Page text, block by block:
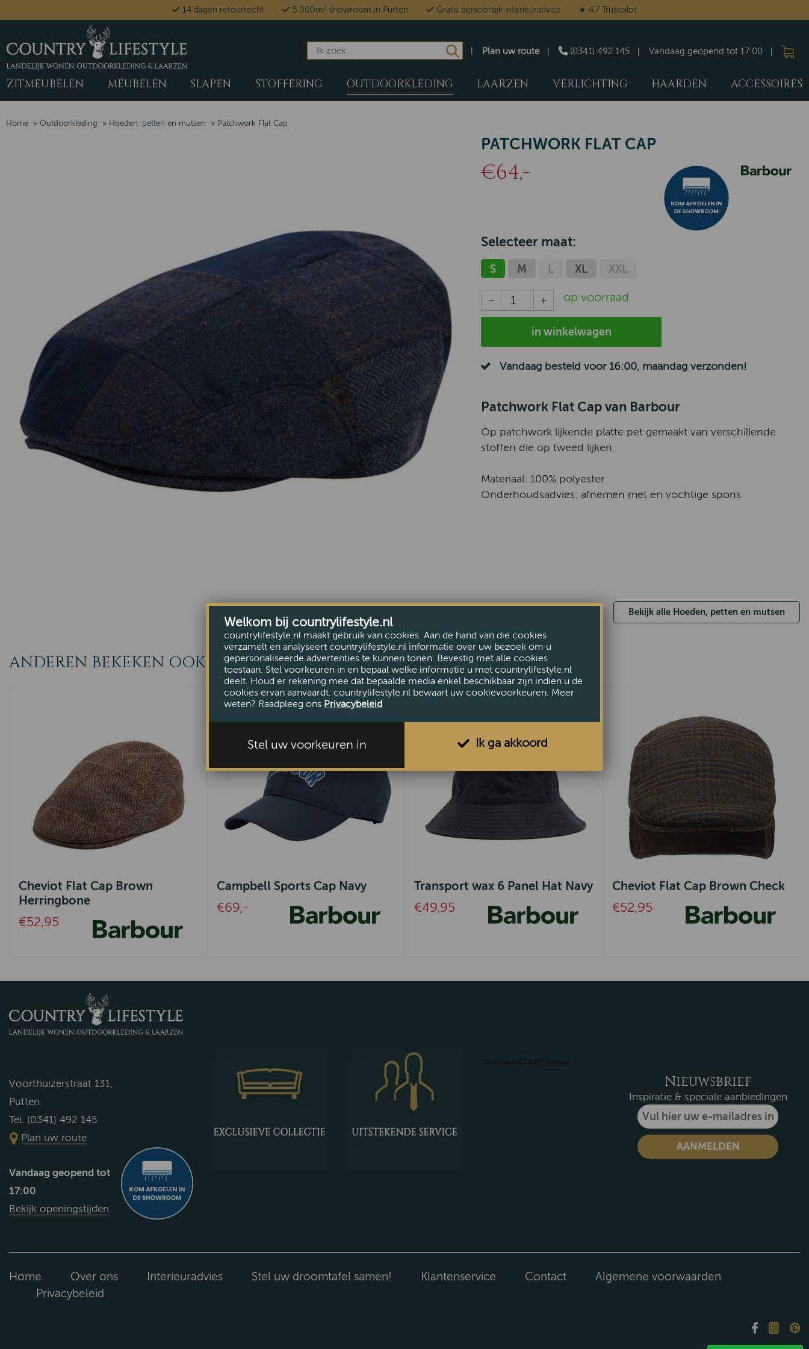
14 dagen retourrecht 5.000m2 showroom in Putten Gratis persoonlijk interieuradvies ★ 4,7 Trustpilot
Vandaag geopend tot 17:00
(0341) 492 145
Plan uw route
ZITMEUBELEN MEUBELEN SLAPEN STOFFERING OUTDOORKLEDING LAARZEN VERLICHTING HAARDEN ACCESSOIRES
Home > Outdoorkleding > Hoeden, petten en mutsen > Patchwork Flat Cap
PATCHWORK FLAT CAP
€64,-
Selecteer maat:
S M L XL XXL
op voorraad
in winkelwagen
Vandaag besteld voor 16:00, maandag verzonden!
Patchwork Flat Cap van Barbour
Op patchwork lijkende platte pet gemaakt van verschillende
stoffen die op tweed lijken.
Materiaal: 100% polyester
Onderhoudsadvies: afnemen met en vochtige spons
Bekijk alle Hoeden, petten en mutsen
ANDEREN BEKEKEN OOK
Cheviot Flat Cap Brown
Herringbone
€52,95
Campbell Sports Cap Navy
€69,-
Transport wax 6 Panel Hat Navy
€49,95
Cheviot Flat Cap Brown Check
€52,95
Voorthuizerstraat 131,
Putten
Tel. (0341) 492 145
Plan uw route
Vandaag geopend tot
17:00
Bekijk openingstijden
Nieuwsbrief
Inspiratie & speciale aanbiedingen
Home Over ons Interieuradvies Stel uw droomtafel samen! Klantenservice Contact
Algemene voorwaarden
Privacybeleid
Welkom bij countrylifestyle.nl
countrylifestyle.nl maakt gebruik van cookies. Aan de hand van die cookies
verzamelt en analyseert countrylifestyle.nl informatie over uw bezoek om u
gepersonaliseerde advertenties te kunnen tonen. Bevestig met alle cookies
toestaan. Stel voorkeuren in en bepaal welke informatie u met countrylifestyle.nl
deelt. Houd er rekening mee dat bepaalde media enkel beschikbaar zijn indien u de
cookies ervan aanvaardt. countrylifestyle.nl bewaart uw cookievoorkeuren. Meer
weten? Raadpleeg ons Privacybeleid
Stel uw voorkeuren in Ik ga akkoord